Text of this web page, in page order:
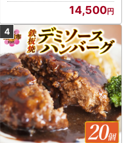
14,500